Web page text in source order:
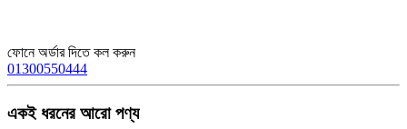
ফোনে অর্ডার দিতে কল করুন
01300550444
একই ধরনের আরো পণ্য